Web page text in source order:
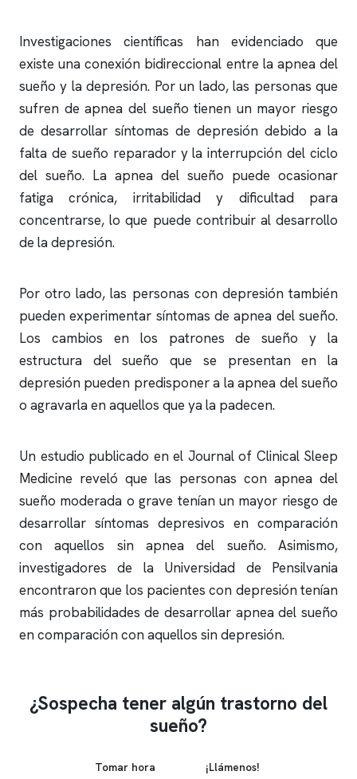
Investigaciones científicas han evidenciado que
existe una conexión bidireccional entre la apnea del
sueño y la depresión. Por un lado, las personas que
sufren deapnea del sueño tienen un mayor riesgo
de desarrollar síntomas de depresión debido a la
falta de sueño reparador y la interrupción del ciclo
del sueño. La apnea del sueño puede ocasionar
fatiga crónica, irritabilidad y dificultad para
concentrarse, lo que puede contribuir al desarrollo
de la depresión.
Por otro lado, las personas con depresión también
pueden experimentar síntomas deapnea del sueño.
Los cambios en los patrones de sueño y la
estructura del sueño que se presentan en la
depresión pueden predisponer a laapnea del sueño
o agravarla en aquellos que ya la padecen.
Un estudio publicado en el Journal of Clinical Sleep
Medicine reveló que las personas con apnea del
sueño moderada o grave tenían un mayor riesgo de
desarrollar síntomas depresivos en comparación
con aquellos sin apnea del sueño. Asimismo,
investigadores de la Universidad de Pensilvania
encontraron que los pacientes con depresión tenían
más probabilidades de desarrollar apnea del sueño
en comparación con aquellos sin depresión.
¿Sospecha tener algún trastorno del
sueño?
Tomar hora ¡Llámenos!